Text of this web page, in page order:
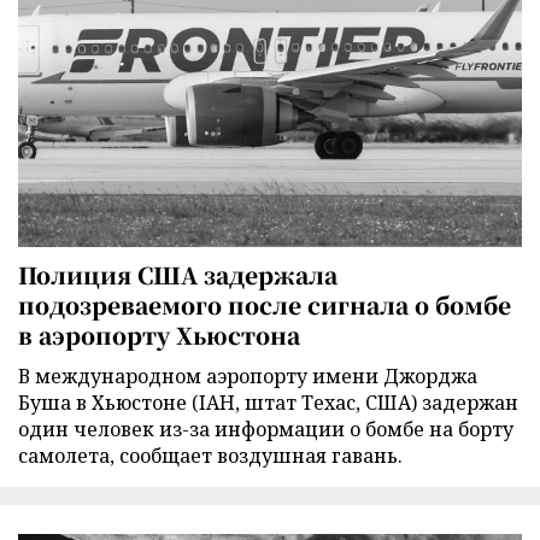
Полиция США задержала
подозреваемого после сигнала о бомбе
в аэропорту Хьюстона
В международном аэропорту имени Джорджа
Буша в Хьюстоне (IAH, штат Техас, США) задержан
один человек из-за информации о бомбе на борту
самолета, сообщает воздушная гавань.